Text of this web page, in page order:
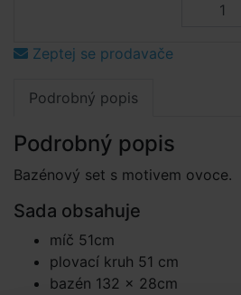
Zeptej se prodavače
Podrobný popis
Podrobný popis
Bazénový set s motivem ovoce.
Sada obsahuje
míč 51cm
plovací kruh 51 cm
bazén 132 × 28cm